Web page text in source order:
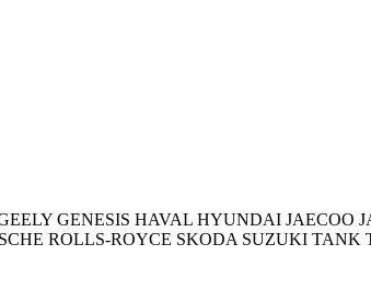
GENESIS HAVAL HYUNDAI JAECOO
ROLLS-ROYCE SKODA SUZUKI TANK